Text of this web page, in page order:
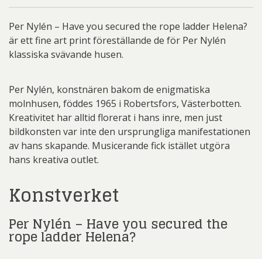
mängd
Per Nylén – Have you secured the rope ladder Helena?
är ett fine art print föreställande de för Per Nylén
klassiska svävande husen.
Per Nylén, konstnären bakom de enigmatiska
molnhusen, föddes 1965 i Robertsfors, Västerbotten.
Kreativitet har alltid florerat i hans inre, men just
bildkonsten var inte den ursprungliga manifestationen
av hans skapande. Musicerande fick istället utgöra
hans kreativa outlet.
Konstverket
Per Nylén – Have you secured the
rope ladder Helena?